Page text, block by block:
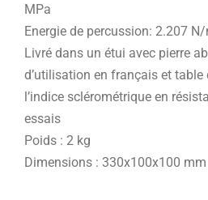
MPa
Energie de percussion: 2.207
Livré dans un étui avec pierre
d’utilisation en français et table
l’indice sclérométrique en
essais
Poids : 2 kg
Dimensions : 330x100x100 mm